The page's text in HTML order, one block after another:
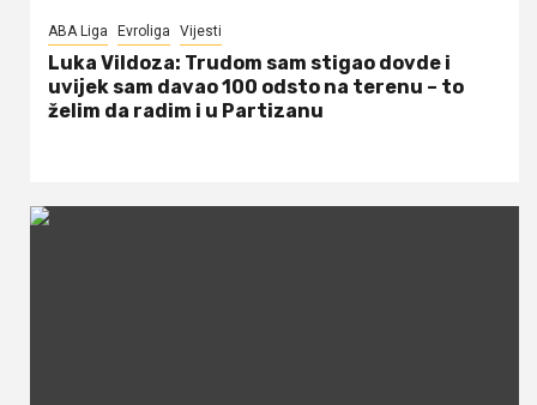
ABA Liga Evroliga Vijesti
Luka Vildoza: Trudom sam stigao dovde i
uvijek sam davao 100 odsto na terenu – to
želim da radim i u Partizanu